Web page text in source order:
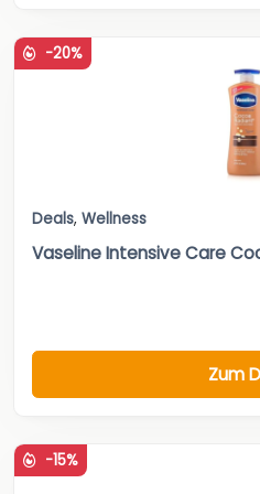
-20%
Deals, Wellness
Vaseline Intensive Care
Zum
-15%